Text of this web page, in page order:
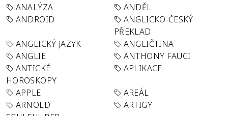
ANALÝZA
ANDĚL
ANDROID
ANGLICKO-ČESKÝ
PŘEKLAD
ANGLICKÝ JAZYK
ANGLIČTINA
ANGLIE
ANTHONY FAUCI
ANTICKÉ
HOROSKOPY
APLIKACE
APPLE
AREÁL
ARNOLD
ARTIGY